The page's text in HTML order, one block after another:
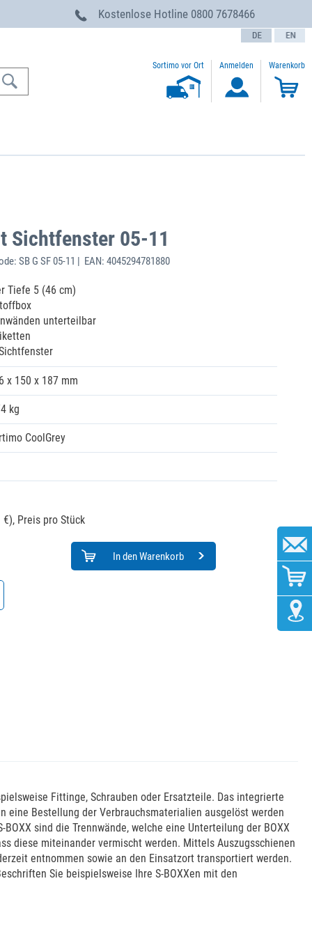
Kostenlose Hotline 0800 7678466
text.language
Sortimo vor Ort Anmelden Warenkorb
Sichtfenster 05-11
SB G SF 05-11 | EAN: 4045294781880
Tiefe 5 (46 cm)
unterteilbar
x 150 x 187 mm
kg
CoolGrey
€), Preis pro Stück
In den Warenkorb
Fittinge, Schrauben oder Ersatzteile. Das integrierte
eine Bestellung der Verbrauchsmaterialien ausgelöst werden
sind die Trennwände, welche eine Unterteilung der BOXX
diese miteinander vermischt werden. Mittels Auszugsschienen
entnommen sowie an den Einsatzort transportiert werden.
Sie beispielsweise Ihre S-BOXXen mit den